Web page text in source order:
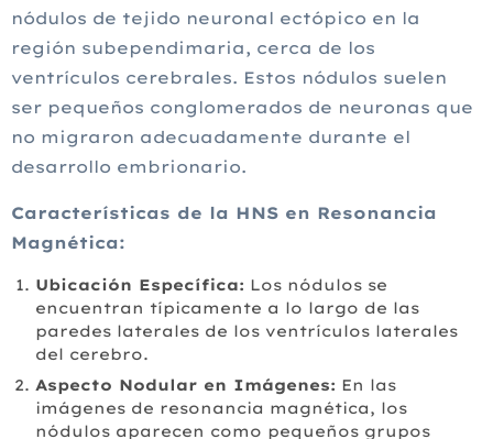
nódulos de tejido neuronal ectópico en la
región subependimaria, cerca de los
ventrículos cerebrales. Estos nódulos suelen
ser pequeños conglomerados de neuronas que
no migraron adecuadamente durante el
desarrollo embrionario.
Características de la HNS en Resonancia
Magnética:
Ubicación Específica: Los nódulos se
encuentran típicamente a lo largo de las
paredes laterales de los ventrículos laterales
del cerebro.
Aspecto Nodular en Imágenes: En las
imágenes de resonancia magnética, los
nódulos aparecen como pequeños grupos